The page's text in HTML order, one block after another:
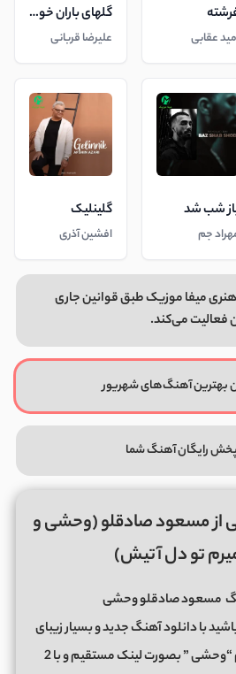
عقابی
گلهای باران خورده
علیرضا قربانی
شب شد
جم
گلینلیک
افشین آذری
میفا موزیک طبق قوانین جاری
فعالیت می‌کند.
بهترین آهنگ‌های شهریور
پخش رایگان آهنگ شما
از مسعود صادقلو (وحشی و
تو دل آتیش)
مسعود صادقلو وحشی
با دانلود آهنگ جدید و بسیار زیبای
به نام “وحشی ” بصورت لینک مستقیم و با 2